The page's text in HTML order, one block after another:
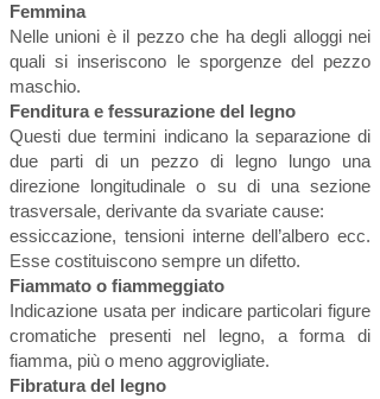
Femmina
Nelle unioni è il pezzo che ha degli alloggi nei
quali si inseriscono le sporgenze del pezzo
maschio.
Fenditura e fessurazione del legno
Questi due termini indicano la separazione di
due parti di un pezzo di legno lungo una
direzione longitudinale o su di una sezione
trasversale, derivante da svariate cause:
essiccazione, tensioni interne dell’albero ecc.
Esse costituiscono sempre un difetto.
Fiammato o fiammeggiato
Indicazione usata per indicare particolari figure
cromatiche presenti nel legno, a forma di
fiamma, più o meno aggrovigliate.
Fibratura del legno